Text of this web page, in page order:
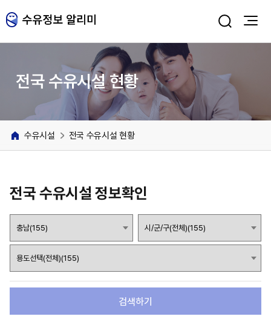
전국 수유시설 현황
수유시설 전국 수유시설 현황
전국 수유시설 정보확인
검색하기